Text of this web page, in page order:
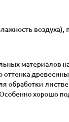
воздуха),
материалов
оттенка
обработки
хорошо